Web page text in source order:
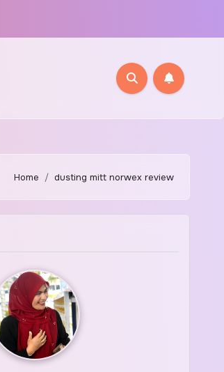
Home dusting mitt norwex review